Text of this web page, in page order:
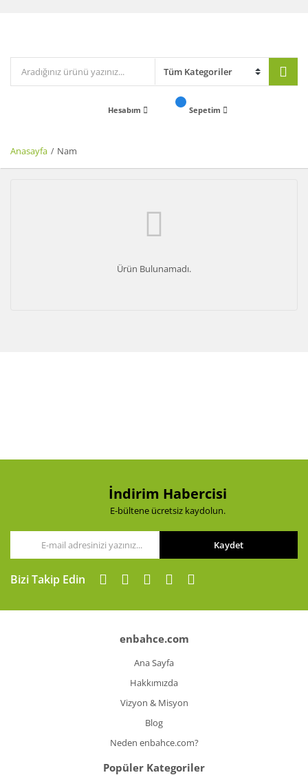
Hesabım Sepetim
Anasayfa Nam
Ürün Bulunamadı.
İndirim Habercisi
E-bültene ücretsiz kaydolun.
Kaydet
Bizi Takip Edin
enbahce.com
Ana Sayfa
Hakkımızda
Vizyon & Misyon
Blog
Neden enbahce.com?
Popüler Kategoriler